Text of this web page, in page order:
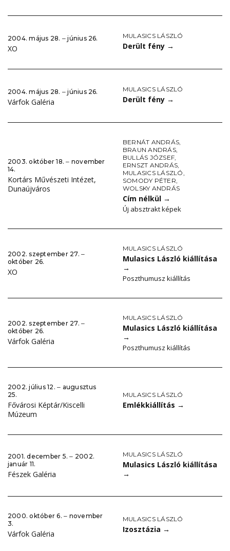
2004. május 28. ‒ június 26.
XO
MULASICS LÁSZLÓ
Derült fény →
2004. május 28. ‒ június 26.
Várfok Galéria
MULASICS LÁSZLÓ
Derült fény →
2003. október 18. ‒ november
14.
Kortárs Művészeti Intézet,
Dunaújváros
BERNÁT ANDRÁS,
BRAUN ANDRÁS,
BULLÁS JÓZSEF,
ERNSZT ANDRÁS,
MULASICS LÁSZLÓ,
SOMODY PÉTER,
WOLSKY ANDRÁS
Cím nélkül →
Új absztrakt képek
2002. szeptember 27. ‒
október 26.
XO
MULASICS LÁSZLÓ
Mulasics László kiállítása
→
Poszthumusz kiállítás
2002. szeptember 27. ‒
október 26.
Várfok Galéria
MULASICS LÁSZLÓ
Mulasics László kiállítása
→
Poszthumusz kiállítás
2002. július 12. ‒ augusztus
25.
Fővárosi Képtár/Kiscelli
Múzeum
MULASICS LÁSZLÓ
Emlékkiállítás →
2001. december 5. ‒ 2002.
január 11.
Fészek Galéria
MULASICS LÁSZLÓ
Mulasics László kiállítása
→
2000. október 6. ‒ november
3.
Várfok Galéria
MULASICS LÁSZLÓ
Izosztázia →